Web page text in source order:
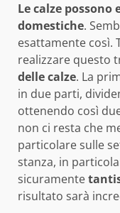
Le calze possono
domestiche.
esattamente così.
realizzare questo
delle calze. La
in due parti,
ottenendo così
non ci resta che
particolare sulle
stanza, in
sicuramente
risultato sarà